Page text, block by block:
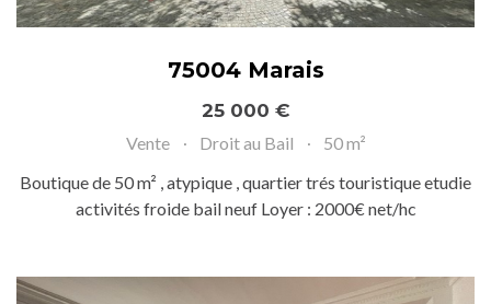
75004 Marais
25 000 €
Vente Droit au Bail
50 m²
Boutique de 50 m² , atypique , quartier trés touristique etudie
activités froide bail neuf Loyer : 2000€ net/hc